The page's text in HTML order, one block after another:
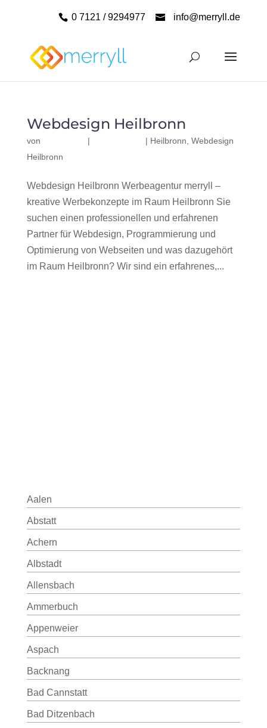
0 7121 / 9294977 info@merryll.de
Webdesign Heilbronn
von | | Heilbronn Webdesign
Heilbronn
Webdesign Heilbronn Werbeagentur merryll –
kreative Werbekonzepte im Raum Heilbronn Sie
suchen einen professionellen und erfahrenen
Partner für Webdesign, Programmierung und
Optimierung von Webseiten und was dazugehört
im Raum Heilbronn? Wir sind ein erfahrenes,...
Aalen
Abstatt
Achern
Albstadt
Allensbach
Ammerbuch
Appenweier
Aspach
Backnang
Bad Cannstatt
Bad Ditzenbach